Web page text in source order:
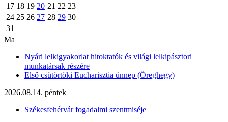
17 18 19 20 21 22 23
24 25 26 27 28 29 30
31
Ma
Nyári lelkigyakorlat hitoktatók és világi lelkipásztori
munkatársak részére
Első csütörtöki Eucharisztia ünnep (Öreghegy)
2026.08.14. péntek
Székesfehérvár fogadalmi szentmiséje